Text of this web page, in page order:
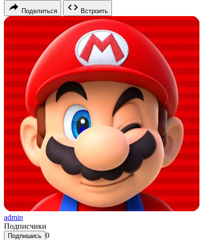
Поделиться Встроить
admin
Подписчики
Подпишись 0